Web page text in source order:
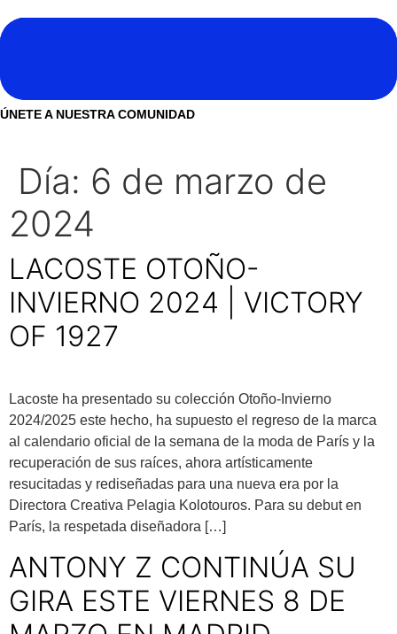
al
Noticias
Entrevistas
Cultura
Mix series
Barras Del Mes
NO SOMOS CHAT GPT, PERO IGUAL TAMBIÉN TE
ÚNETE A NUESTRA COMUNIDAD
Día: 6 de marzo de
2024
LACOSTE OTOÑO-
INVIERNO 2024 | VICTORY
OF 1927
Lacoste ha presentado su colección Otoño-Invierno
2024/2025 este hecho, ha supuesto el regreso de la marca
al calendario oficial de la semana de la moda de París y la
recuperación de sus raíces, ahora artísticamente
resucitadas y rediseñadas para una nueva era por la
Directora Creativa Pelagia Kolotouros. Para su debut en
París, la respetada diseñadora […]
ANTONY Z CONTINÚA SU
GIRA ESTE VIERNES 8 DE